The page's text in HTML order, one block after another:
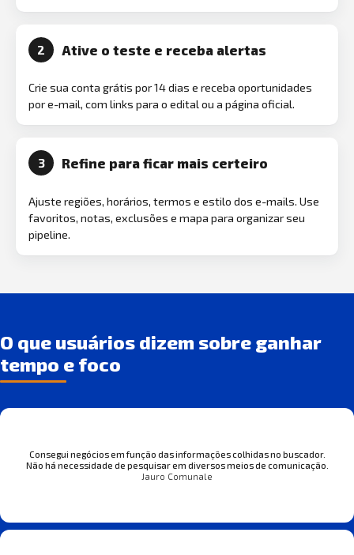
2 Ative o teste e receba alertas
Crie sua conta grátis por 14 dias e receba oportunidades
por e-mail, com links para o edital ou a página oficial.
3 Refine para ficar mais certeiro
Ajuste regiões, horários, termos e estilo dos e-mails. Use
favoritos, notas, exclusões e mapa para organizar seu
pipeline.
O que usuários dizem sobre ganhar
tempo e foco
Consegui negócios em função das informações colhidas no buscador.
Não há necessidade de pesquisar em diversos meios de comunicação.
Jauro Comunale